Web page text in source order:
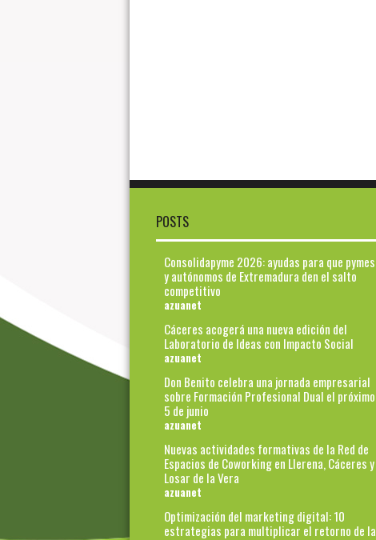
POSTS
Consolidapyme 2026: ayudas para que pymes
y autónomos de Extremadura den el salto
competitivo
azuanet
Cáceres acogerá una nueva edición del
Laboratorio de Ideas con Impacto Social
azuanet
Don Benito celebra una jornada empresarial
sobre Formación Profesional Dual el próximo
5 de junio
azuanet
Nuevas actividades formativas de la Red de
Espacios de Coworking en Llerena, Cáceres y
Losar de la Vera
azuanet
Optimización del marketing digital: 10
estrategias para multiplicar el retorno de la